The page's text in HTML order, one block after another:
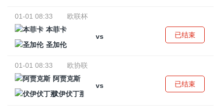
01-01 08:33
欧联杯
本菲卡
vs
圣加伦
已结束
01-01 08:33
欧协联
阿贾克斯
vs
伏伊伏丁那
已结束